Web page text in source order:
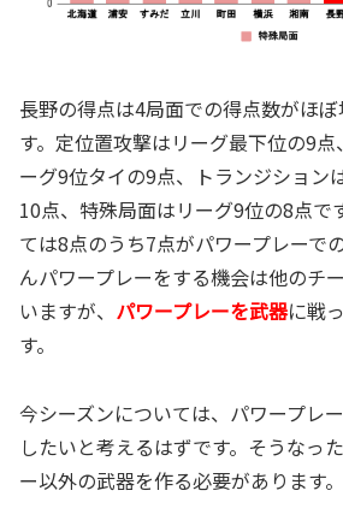
長野の得点は4局面での得点数がほ
す。定位置攻撃はリーグ最下位の9
ーグ9位タイの9点、トランジション
10点、特殊局面はリーグ9位の8点で
ては8点のうち7点がパワープレーで
んパワープレーをする機会は他のチ
いますが、 パワープレーを武器に戦
す。
今シーズンについては、パワープレ
したいと考えるはずです。そうなっ
ー以外の武器を作る必要があります。